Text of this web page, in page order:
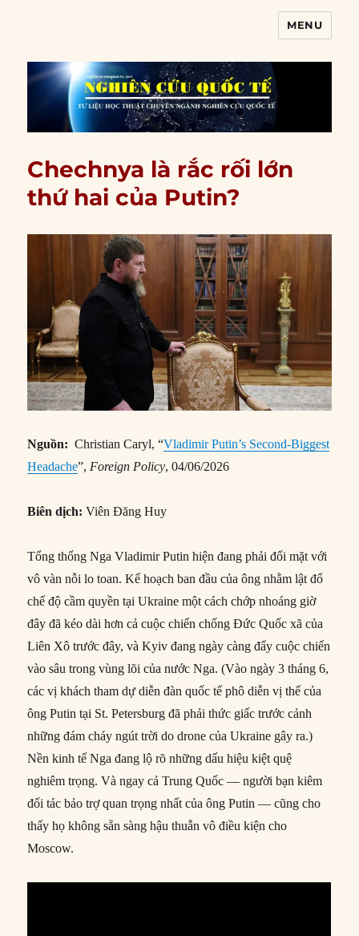
MENU
Chechnya là rắc rối lớn
thứ hai của Putin?
Nguồn: Christian Caryl, “Vladimir Putin’s Second-Biggest
Headache”, Foreign Policy, 04/06/2026
Biên dịch:Viên Đăng Huy
Tổng thống Nga Vladimir Putin hiện đang phải đối mặt với
vô vàn nỗi lo toan. Kế hoạch ban đầu của ông nhằm lật đổ
chế độ cầm quyền tại Ukraine một cách chớp nhoáng giờ
đây đã kéo dài hơn cả cuộc chiến chống Đức Quốc xã của
Liên Xô trước đây, và Kyiv đang ngày càng đẩy cuộc chiến
vào sâu trong vùng lõi của nước Nga. (Vào ngày 3 tháng 6,
các vị khách tham dự diễn đàn quốc tế phô diễn vị thế của
ông Putin tại St. Petersburg đã phải thức giấc trước cảnh
những đám cháy ngút trời do drone của Ukraine gây ra.)
Nền kinh tế Nga đang lộ rõ những dấu hiệu kiệt quệ
nghiêm trọng. Và ngay cả Trung Quốc — người bạn kiêm
đối tác bảo trợ quan trọng nhất của ông Putin — cũng cho
thấy họ không sẵn sàng hậu thuẫn vô điều kiện cho
Moscow.